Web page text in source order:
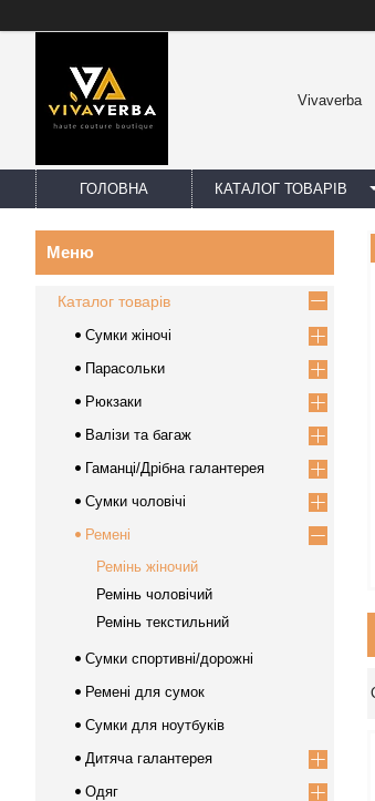
Vivaverba
ГОЛОВНА КАТАЛОГ ТОВАРІВ
Каталог товарів
Сумки жіночі
Парасольки
Рюкзаки
Валізи та багаж
Гаманці/Дрібна галантерея
Сумки чоловічі
Ремені
Ремінь жіночий
Ремінь чоловічий
Ремінь текстильний
Сумки спортивні/дорожні
Ремені для сумок
Сумки для ноутбуків
Дитяча галантерея
Одяг